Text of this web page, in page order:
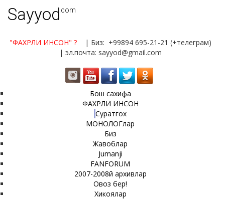
Sayyod.com
"ФАХРЛИ ИНСОН" ?
| Биз: +99894 695-21-21 (+телеграм)
| эл.почта: sayyod@gmail.com
Бош сахифа
ФАХРЛИ ИНСОН
Суратгох
МОНОЛОГлар
Биз
Жавоблар
Jumanji
FANFORUM
2007-2008й архивлар
Овоз бер!
Хикоялар